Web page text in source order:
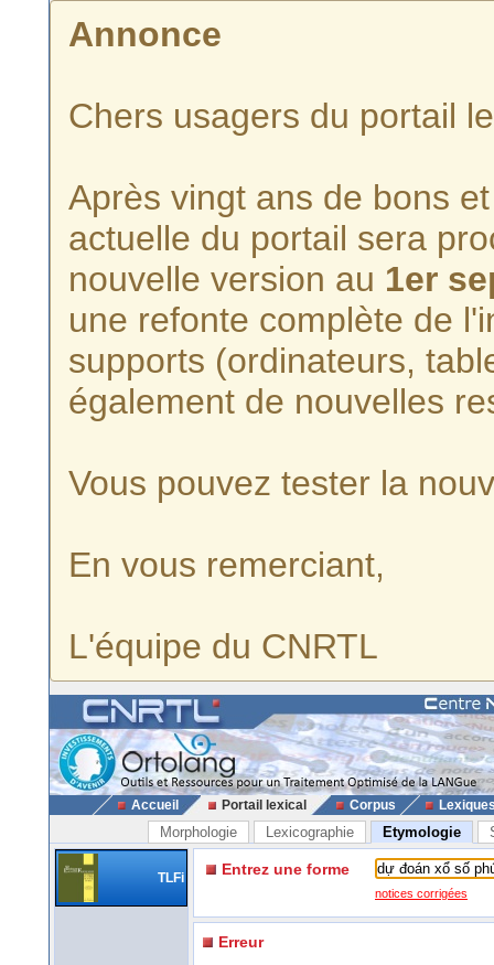
Annonce
Chers usagers du portail
Après vingt ans de bons
actuelle du portail sera
nouvelle version au 1er
une refonte complète de
supports (ordinateurs,
également de nouvelles
Vous pouvez tester la
En vous remerciant,
L'équipe du CNRTL
Accueil Portail lexical Corpus
Morphologie Lexicographie Etymologie
TLFi Entrez une forme
notices corrigées
Erreur